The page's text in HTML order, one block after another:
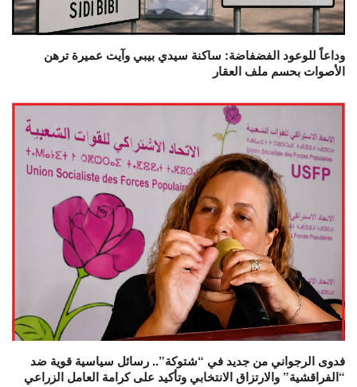
وداعاً للوعود الفضفاضة: ساكنة سيدي بيبي وآيت عميرة ترهن
الأصوات بحسم ملف العقار
فدوى الرجواني من جديد في “شتوكة”.. رسائل سياسية قوية ضد
“الفراقشية” والارتزاق الانتخابي وتأكيد على كرامة العامل الزراعي